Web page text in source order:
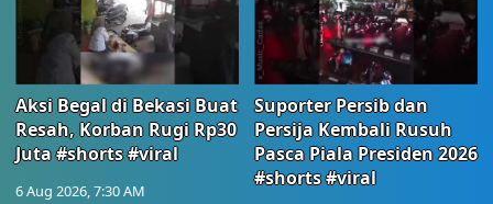
Aksi Begal di Bekasi Buat
Resah, Korban Rugi Rp30
Juta #shorts #viral
6 Aug 2026, 7:30 AM
Suporter Persib dan
Persija Kembali Rusuh
Pasca Piala Presiden 2026
#shorts #viral